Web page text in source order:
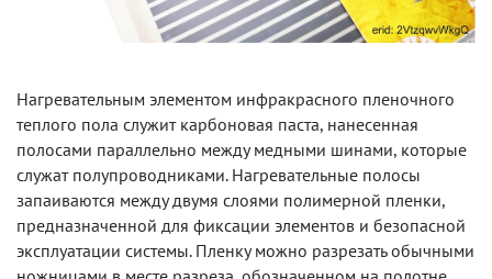
Нагревательным элементом инфракрасного пленочного
теплого пола служит карбоновая паста, нанесенная
полосами параллельно между медными шинами, которые
служат полупроводниками. Нагревательные полосы
запаиваются между двумя слоями полимерной пленки,
предназначенной для фиксации элементов и безопасной
эксплуатации системы. Пленку можно разрезать обычными